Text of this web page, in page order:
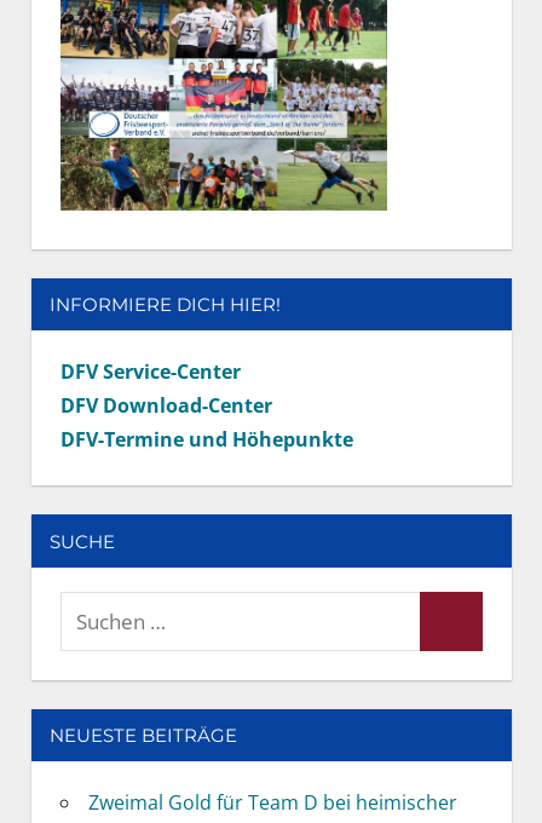
INFORMIERE DICH HIER!
DFV Service-Center
DFV Download-Center
DFV-Termine und Höhepunkte
SUCHE
Suchen
NEUESTE BEITRÄGE
Zweimal Gold für Team D bei heimischer